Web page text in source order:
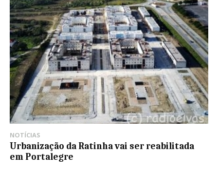
NOTÍCIAS
Urbanização da Ratinha vai ser reabilitada
em Portalegre